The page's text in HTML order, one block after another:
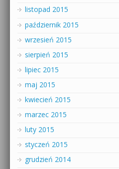
listopad 2015
październik 2015
wrzesień 2015
sierpień 2015
lipiec 2015
maj 2015
kwiecień 2015
marzec 2015
luty 2015
styczeń 2015
grudzień 2014